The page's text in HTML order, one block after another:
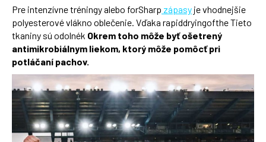
Pre intenzívne tréningy alebo forSharp zápasy je vhodnejšie
polyesterové vlákno oblečenie. Vďaka rapiddryingoftheTieto
tkaniny sú odolnék Okrem toho môže byť ošetrený
antimikrobiálnym liekom, ktorý môže pomôcť pri
potláčaní pachov.